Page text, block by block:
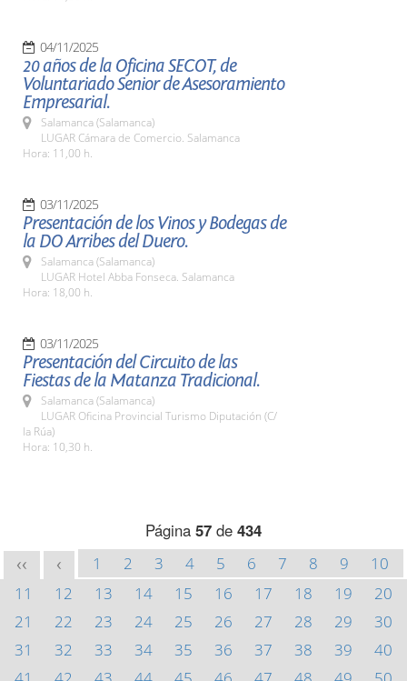
04/11/2025
20 años de la Oficina SECOT, de
Voluntariado Senior de Asesoramiento
Empresarial.
Salamanca (Salamanca)
LUGAR Cámara de Comercio. Salamanca
Hora: 11,00 h.
03/11/2025
Presentación de los Vinos y Bodegas de
la DO Arribes del Duero.
Salamanca (Salamanca)
LUGAR Hotel Abba Fonseca. Salamanca
Hora: 18,00 h.
03/11/2025
Presentación del Circuito de las
Fiestas de la Matanza Tradicional.
Salamanca (Salamanca)
LUGAR Oficina Provincial Turismo Diputación (C/
la Rúa)
Hora: 10,30 h.
Página 57 de 434
<< < 1 2 3 4 5 6 7 8 9
10
11
12 13 14 15 16 17 18 19
20
21
22 23 24 25 26 27 28 29
30
31
32 33 34 35 36 37 38 39
40